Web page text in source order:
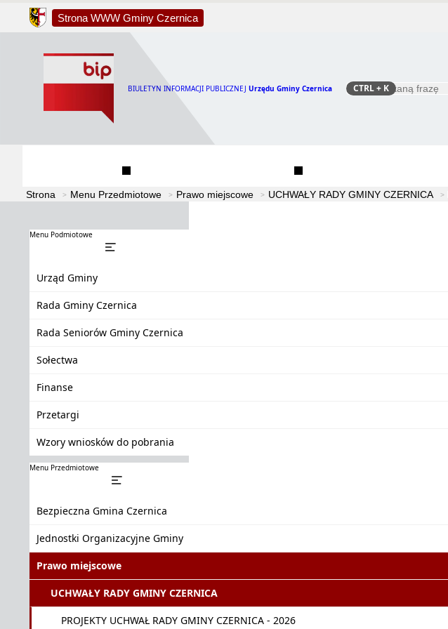
Strona WWW Gminy Czernica
BIULETYN INFORMACJI PUBLICZNEJ Urzędu Gminy Czernica Szukaj
CTRL+ K
Strona Menu Przedmiotowe Prawo miejscowe UCHWAŁY RADY GMINY CZERNICA
Menu Podmiotowe
Urząd Gminy
Rada Gminy Czernica
Rada Seniorów Gminy Czernica
Sołectwa
Finanse
Przetargi
Wzory wniosków do pobrania
Menu Przedmiotowe
Bezpieczna Gmina Czernica
Jednostki Organizacyjne Gminy
Prawo miejscowe
UCHWAŁY RADY GMINY CZERNICA
PROJEKTY UCHWAŁ RADY GMINY CZERNICA - 2026